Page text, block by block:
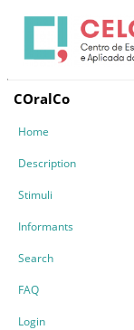
COralCo
Home
Description
Stimuli
Informants
Search
FAQ
Login